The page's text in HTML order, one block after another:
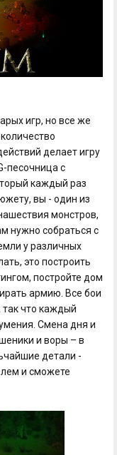
игр, но все же
делает игру
песочница с
каждый раз
вы - один из
монстров,
нужно собраться с
у различных
это построить
постройте дом
армию. Все бои
так что каждый
Смена дня и
и воры – в
детали -
и сможете